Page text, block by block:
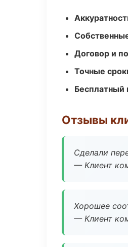
Договор и
Точные
Бесплатный
Отзывы
Сделали
— Клиент
Хорошее
— Клиент